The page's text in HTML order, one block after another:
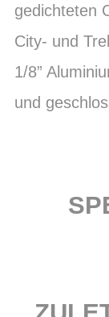
gedichteten
City- und
1/8”
und